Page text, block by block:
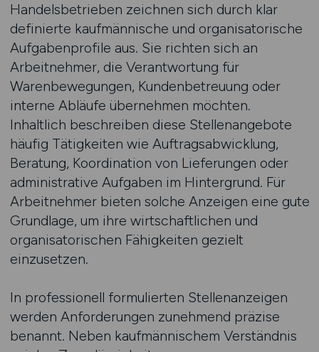
Handelsbetrieben zeichnen sich durch klar
definierte kaufmännische und organisatorische
Aufgabenprofile aus. Sie richten sich an
Arbeitnehmer, die Verantwortung für
Warenbewegungen, Kundenbetreuung oder
interne Abläufe übernehmen möchten.
Inhaltlich beschreiben diese Stellenangebote
häufig Tätigkeiten wie Auftragsabwicklung,
Beratung, Koordination von Lieferungen oder
administrative Aufgaben im Hintergrund. Für
Arbeitnehmer bieten solche Anzeigen eine gute
Grundlage, um ihre wirtschaftlichen und
organisatorischen Fähigkeiten gezielt
einzusetzen.
In professionell formulierten Stellenanzeigen
werden Anforderungen zunehmend präzise
benannt. Neben kaufmännischem Verständnis